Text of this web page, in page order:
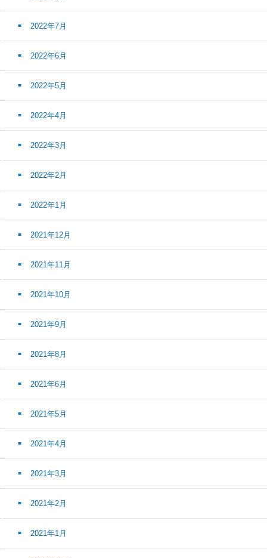
2022年7月
2022年6月
2022年5月
2022年4月
2022年3月
2022年2月
2022年1月
2021年12月
2021年11月
2021年10月
2021年9月
2021年8月
2021年6月
2021年5月
2021年4月
2021年3月
2021年2月
2021年1月